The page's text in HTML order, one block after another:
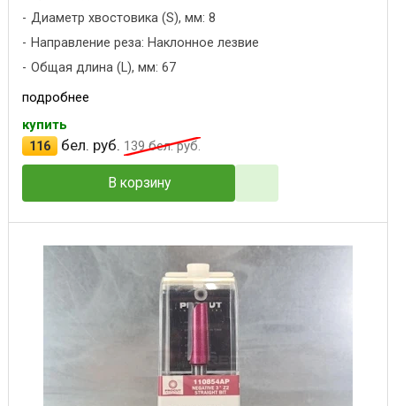
Диаметр хвостовика (S), мм: 8
Направление реза: Наклонное лезвие
Общая длина (L), мм: 67
подробнее
купить
116
бел. руб. 139бел. руб.
В корзину